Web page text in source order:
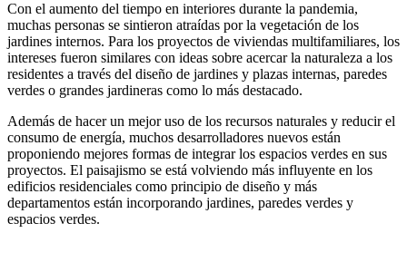
Con el aumento del tiempo en interiores durante la pandemia,
muchas personas se sintieron atraídas por la vegetación de los
jardines internos. Para los proyectos de viviendas multifamiliares, los
intereses fueron similares con ideas sobre acercar la naturaleza a los
residentes a través del diseño de jardines y plazas internas, paredes
verdes o grandes jardineras como lo más destacado.
Además de hacer un mejor uso de los recursos naturales y reducir el
consumo de energía, muchos desarrolladores nuevos están
proponiendo mejores formas de integrar los espacios verdes en sus
proyectos. El paisajismo se está volviendo más influyente en los
edificios residenciales como principio de diseño y más
departamentos están incorporando jardines, paredes verdes y
espacios verdes.